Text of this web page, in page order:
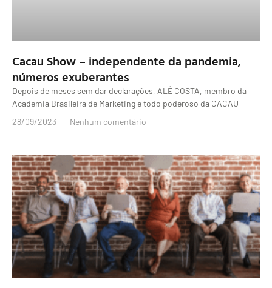
Cacau Show – independente da pandemia,
números exuberantes
Depois de meses sem dar declarações, ALÊ COSTA, membro da
Academia Brasileira de Marketing e todo poderoso da CACAU
28/09/2023
Nenhum comentário